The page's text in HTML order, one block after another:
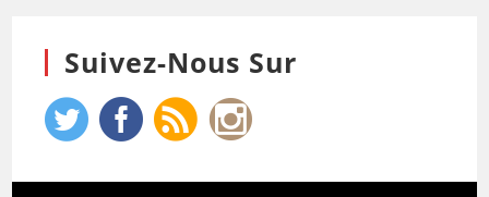
Suivez-Nous Sur